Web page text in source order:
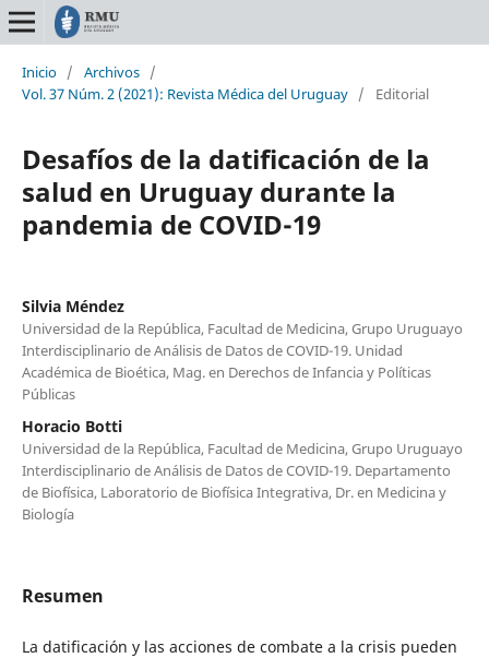
Inicio / Archivos /
Vol. 37 Núm. 2 (2021): Revista Médica del Uruguay / Editorial
Desafíos de la datificación de la
salud en Uruguay durante la
pandemia de COVID-19
Silvia Méndez
Universidad de la República, Facultad de Medicina, Grupo Uruguayo
Interdisciplinario de Análisis de Datos de COVID-19. Unidad
Académica de Bioética, Mag. en Derechos de Infancia y Políticas
Públicas
Horacio Botti
Universidad de la República, Facultad de Medicina, Grupo Uruguayo
Interdisciplinario de Análisis de Datos de COVID-19. Departamento
de Biofísica, Laboratorio de Biofísica Integrativa, Dr. en Medicina y
Biología
Resumen
La datificación y las acciones de combate a la crisis pueden